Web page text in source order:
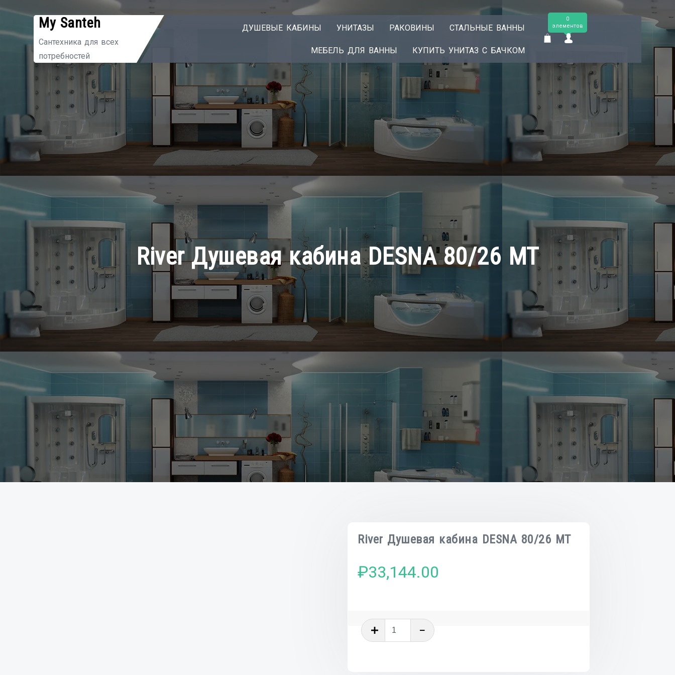
Перейти
содержимому
My Santeh
Сантехника для всех
потребностей
ДУШЕВЫЕ КАБИНЫ УНИТАЗЫ РАКОВИНЫ СТАЛЬНЫЕ ВАННЫ
МЕБЕЛЬ ДЛЯ ВАННЫ КУПИТЬ УНИТАЗ С БАЧКОМ
0
элементов
River Душевая кабина DESNA 80/26 MT
River Душевая кабина DESNA 80/26 MT
₽33,144.00
Количество
товара